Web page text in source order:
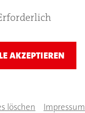
AKZEPTIEREN
löschen Impressum
Klausel